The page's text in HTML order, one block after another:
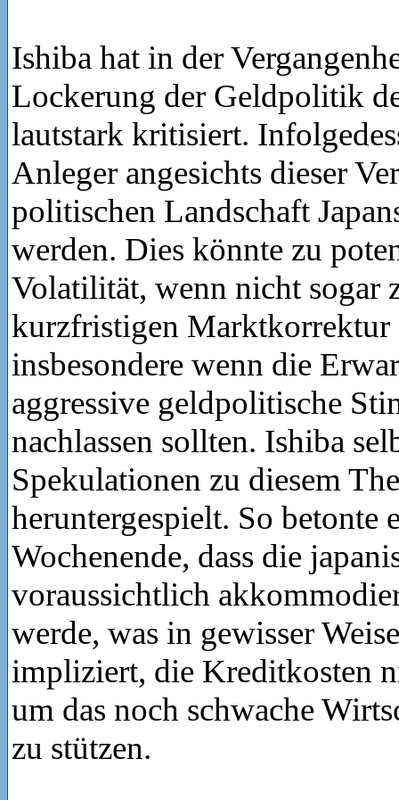
Ishiba hat in der
Lockerung der Geldpolitik
lautstark kritisiert.
Anleger angesichts dieser
politischen Landschaft
werden. Dies könnte zu
Volatilität, wenn nicht sogar
kurzfristigen Marktkorrektur
insbesondere wenn die
aggressive geldpolitische
nachlassen sollten. Ishiba
Spekulationen zu diesem
heruntergespielt. So betonte
Wochenende, dass die
voraussichtlich
werde, was in gewisser
impliziert, die Kreditkosten
um das noch schwache
zu stützen.